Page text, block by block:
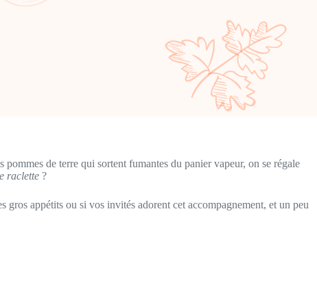
de terre qui sortent fumantes du panier vapeur, on se régale
raclette ?
appétits ou si vos invités adorent cet accompagnement, et un peu